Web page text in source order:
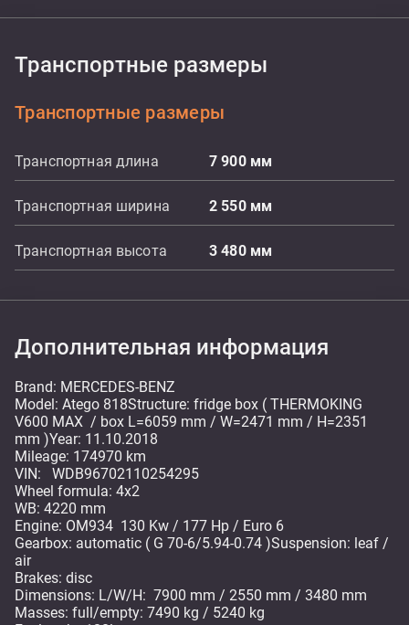
Транспортные размеры
Транспортные размеры
Транспортная длина 7 900 мм
Транспортная ширина 2 550 мм
Транспортная высота 3 480 мм
Дополнительная информация
Brand: MERCEDES-BENZ
Model: Atego 818Structure: fridge box ( THERMOKING
V600 MAX / box L=6059 mm / W=2471 mm / H=2351
mm )Year: 11.10.2018
Mileage: 174970 km
VIN: WDB96702110254295
Wheel formula: 4x2
WB: 4220 mm
Engine: OM934 130 Kw / 177 Hp / Euro 6
Gearbox: automatic ( G 70-6/5.94-0.74 )Suspension: leaf /
air
Brakes: disc
Dimensions: L/W/H: 7900 mm / 2550 mm / 3480 mm
Masses: full/empty: 7490 kg / 5240 kg